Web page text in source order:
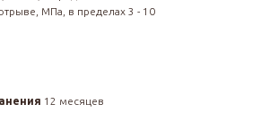
МПа, в пределах 3 - 10
12 месяцев